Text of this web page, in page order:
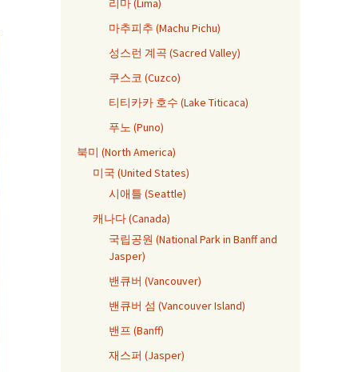
리마 (Lima)
마추피추 (Machu Pichu)
성스런 계곡 (Sacred Valley)
쿠스코 (Cuzco)
티티카카 호수 (Lake Titicaca)
푸노 (Puno)
북미 (North America)
미국 (United States)
시애틀 (Seattle)
캐나다 (Canada)
국립공원 (National Park in Banff and
Jasper)
밴큐버 (Vancouver)
밴큐버 섬 (Vancouver Island)
밴프 (Banff)
재스퍼 (Jasper)